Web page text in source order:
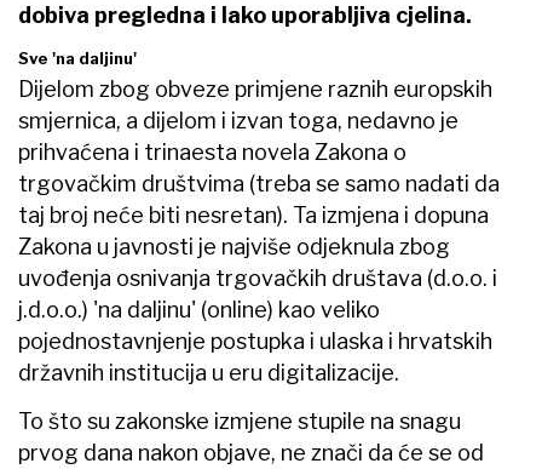
dobiva pregledna i lako uporabljiva cjelina.
Sve 'na daljinu'
Dijelom zbog obveze primjene raznih europskih
smjernica, a dijelom i izvan toga, nedavno je
prihvaćena i trinaesta novela Zakona o
trgovačkim društvima (treba se samo nadati da
taj broj neće biti nesretan). Ta izmjena i dopuna
Zakona u javnosti je najviše odjeknula zbog
uvođenja osnivanja trgovačkih društava (d.o.o. i
j.d.o.o.) 'na daljinu' (online) kao veliko
pojednostavnjenje postupka i ulaska i hrvatskih
državnih institucija u eru digitalizacije.
To što su zakonske izmjene stupile na snagu
prvog dana nakon objave, ne znači da će se od